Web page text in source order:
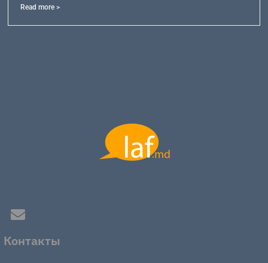
Read more >
Контакты